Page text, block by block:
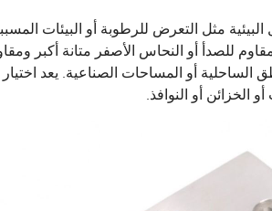
مثل التعرض للرطوبة أو البيئات
للصدأ أو النحاس الأصفر متانة أكبر
أو المساحات الصناعية. يعد
الخزائن أو النوافذ.